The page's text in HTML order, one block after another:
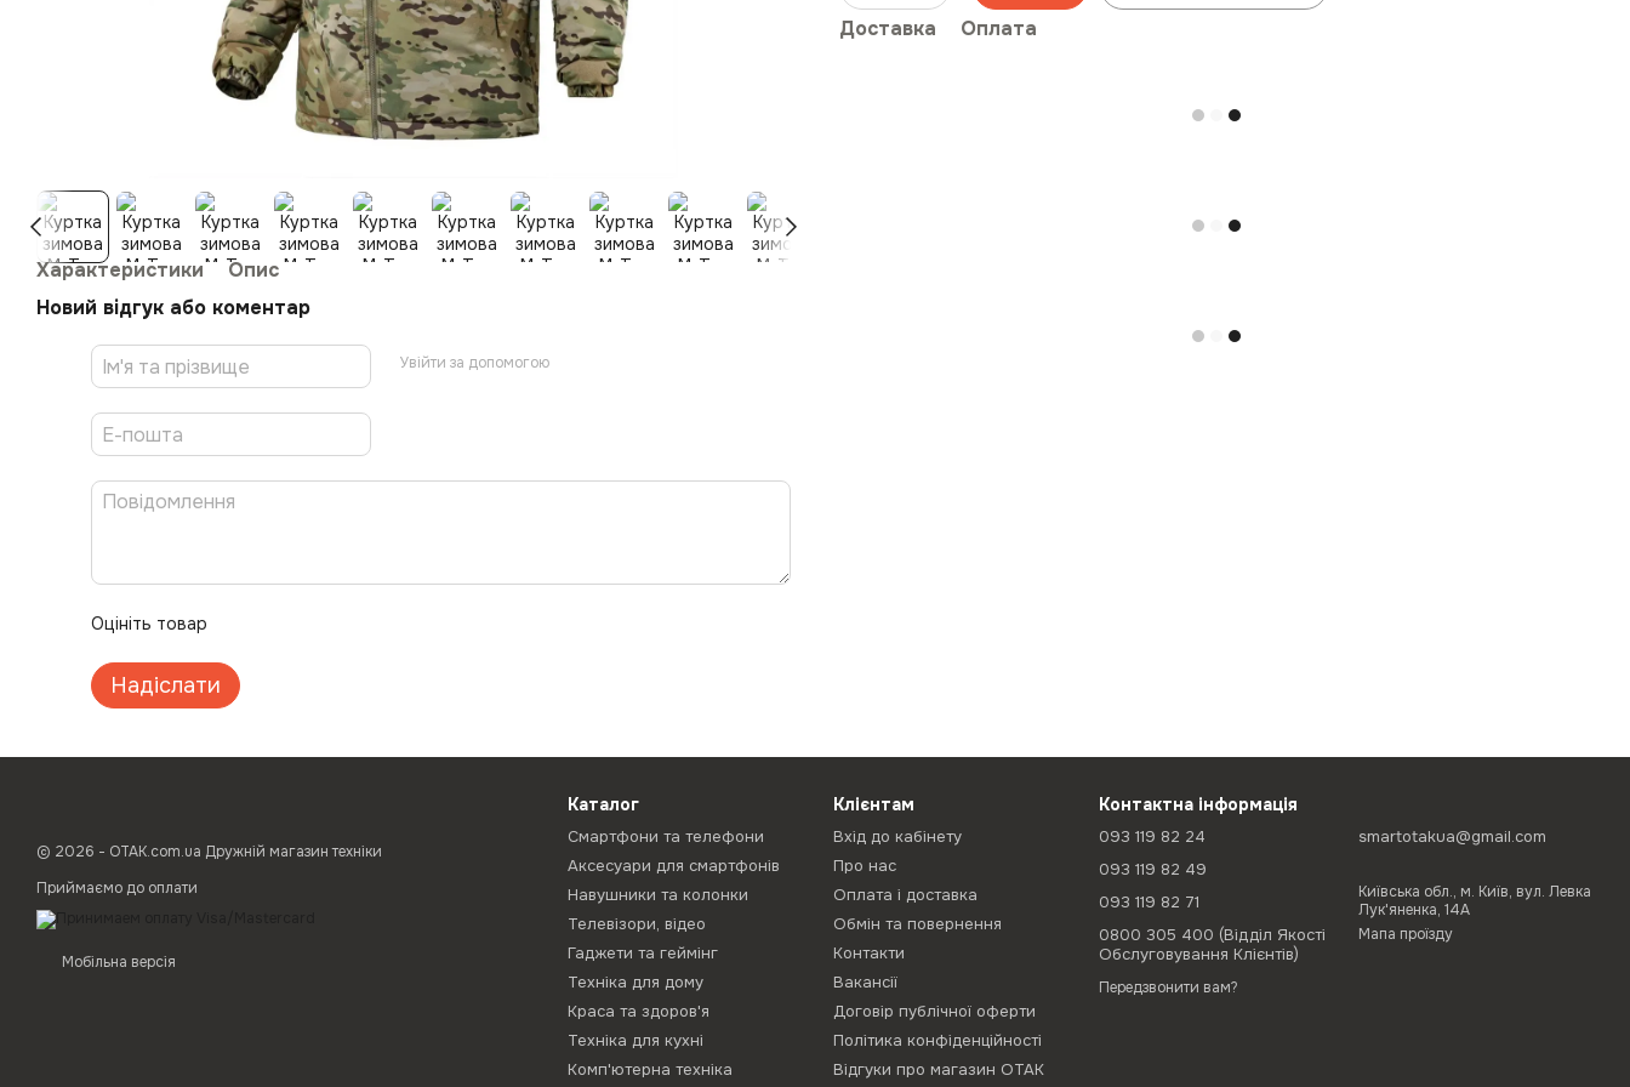
Характеристики
Опис
Новий відгук або коментар
Увійти за допомогою
Оцініть товар
Надіслати
Доставка Оплата
© 2026 - ОТАК.com.ua Дружній магазин техніки
Приймаємо до оплати
Мобільна версія
Каталог
Смартфони та телефони
Аксесуари для смартфонів
Навушники та колонки
Телевізори, відео
Гаджети та геймінг
Техніка для дому
Краса та здоров'я
Техніка для кухні
Комп'ютерна техніка
Клієнтам
Вхід до кабінету
Про нас
Оплата і доставка
Обмін та повернення
Контакти
Вакансії
Договір публічної оферти
Політика конфіденційності
Відгуки про магазин ОТАК
Контактна інформація
093 119 82 24
093 119 82 49
093 119 82 71
0800 305 400 (Відділ Якості
Обслуговування Клієнтів)
Передзвонити вам?
smartotakua@gmail.com
Київська обл., м. Київ, вул. Левка
Лук'яненка, 14А
Мапа проїзду